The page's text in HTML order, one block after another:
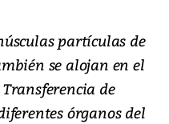
partículas de
se alojan en el
de
órganos del